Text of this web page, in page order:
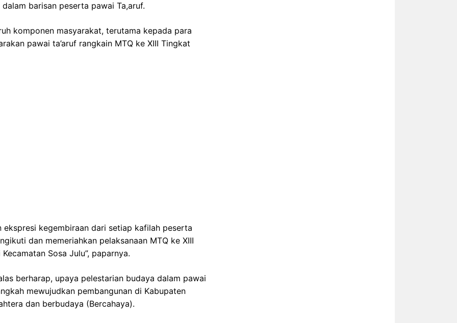
barisan peserta pawai Ta,aruf.
komponen masyarakat, terutama kepada para
pawai ta’aruf rangkain MTQ ke XIII Tingkat
ekspresi kegembiraan dari setiap kafilah peserta
dan memeriahkan pelaksanaan MTQ ke XIII
Sosa Julu”, paparnya.
berharap, upaya pelestarian budaya dalam pawai
mewujudkan pembangunan di Kabupaten
dan berbudaya (Bercahaya).